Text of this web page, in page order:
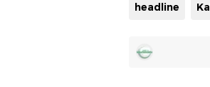
headline